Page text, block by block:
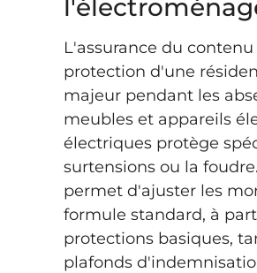
L'assurance du
protection d'une
majeur pendant les
meubles et appareils
électriques protège
surtensions ou la
permet d'ajuster les
formule standard, à
protections basiques,
plafonds